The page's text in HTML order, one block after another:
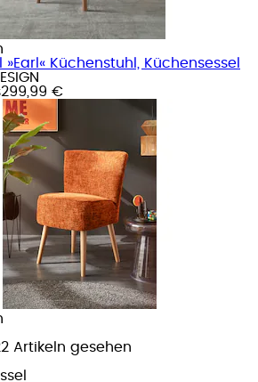
Küchenstuhl, Küchensessel
299,99 €
Artikeln gesehen